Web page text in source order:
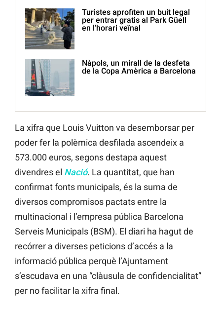
Turistes aprofiten un buit legal
per entrar gratis al Park Güell
en l’horari veïnal
Nàpols, un mirall de la desfeta
de la Copa Amèrica a Barcelona
La xifra que Louis Vuitton va desemborsar per
poder fer la polèmica desfilada ascendeix a
573.000 euros, segons destapa aquest
divendres el Nació. La quantitat, que han
confirmat fonts municipals, és la suma de
diversos compromisos pactats entre la
multinacional i l’empresa pública Barcelona
Serveis Municipals (BSM). El diari ha hagut de
recórrer a diverses peticions d’accés a la
informació pública perquè l’Ajuntament
s’escudava en una “clàusula de confidencialitat”
per no facilitar la xifra final.